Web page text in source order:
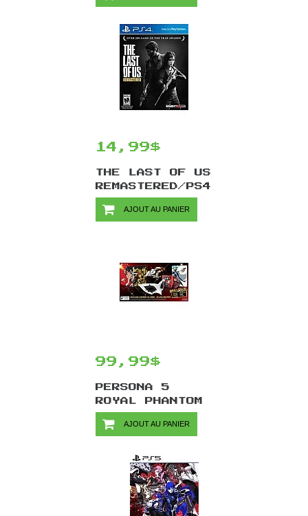
SWITCH
14,99$
THE LAST OF US
REMASTERED/PS4
AJOUT AU PANIER
99,99$
PERSONA 5
ROYAL PHANTOM
THIEVES
EDITION/PS4
AJOUT AU PANIER